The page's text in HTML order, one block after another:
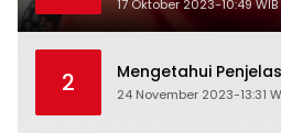
Menggunakan
Nujum Sampang
17 Oktober 2023-10:49 WIB
2 Mengetahui
24 November 2023-13:31